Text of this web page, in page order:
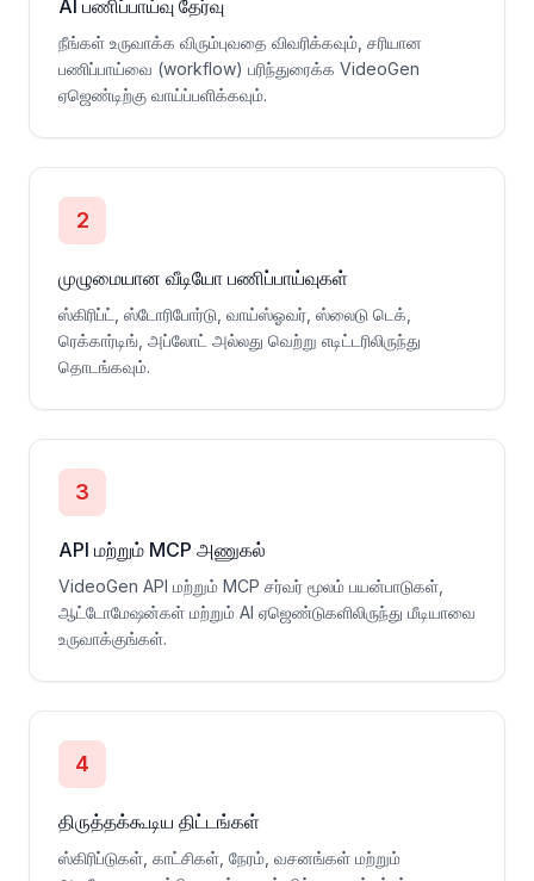
AI பணிப்பாய்வு தேர்வு
நீங்கள் உருவாக்க விரும்புவதை விவரிக்கவும், சரியான
பணிப்பாய்வை (workflow) பரிந்துரைக்க VideoGen
ஏஜெண்டிற்கு வாய்ப்பளிக்கவும்.
2
முழுமையான வீடியோ பணிப்பாய்வுகள்
ஸ்கிரிப்ட், ஸ்டோரிபோர்டு, வாய்ஸ்ஓவர், ஸ்லைடு டெக்,
ரெக்கார்டிங், அப்லோட் அல்லது வெற்று எடிட்டரிலிருந்து
தொடங்கவும்.
3
API மற்றும் MCP அணுகல்
VideoGen API மற்றும் MCP சர்வர் மூலம் பயன்பாடுகள்,
ஆட்டோமேஷன்கள் மற்றும் AI ஏஜெண்டுகளிலிருந்து மீடியாவை
உருவாக்குங்கள்.
4
திருத்தக்கூடிய திட்டங்கள்
ஸ்கிரிப்டுகள், காட்சிகள், நேரம், வசனங்கள் மற்றும்